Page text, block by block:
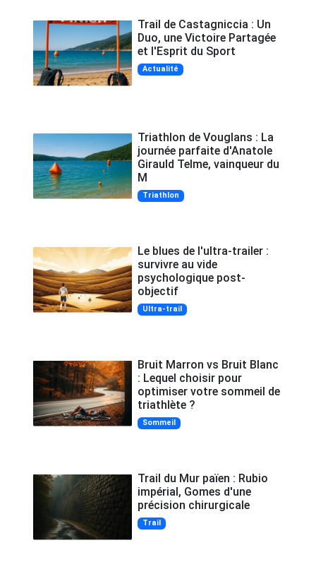
Trail de Castagniccia : Un
Duo, une Victoire Partagée
et l'Esprit du Sport
Actualité
Triathlon de Vouglans : La
journée parfaite d'Anatole
Girauld Telme, vainqueur du
M
Triathlon
Le blues de l'ultra-trailer :
survivre au vide
psychologique post-
objectif
Ultra-trail
Bruit Marron vs Bruit Blanc
: Lequel choisir pour
optimiser votre sommeil de
triathlète ?
Sommeil
Trail du Mur païen : Rubio
impérial, Gomes d'une
précision chirurgicale
Trail